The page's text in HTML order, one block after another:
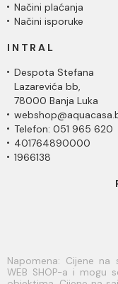
Načini plaćanja
Načini isporuke
INTRAL
Despota Stefana
Lazarevića bb,
78000 Banja Luka
Telefon: 051 965 620
401764890000
1966138
Napomena: Cijene
WEB SHOP-a i mogu